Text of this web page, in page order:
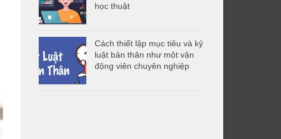
học thuật
Cách thiết lập mục tiêu và kỷ
luật bản thân như một vận
động viên chuyên nghiệp